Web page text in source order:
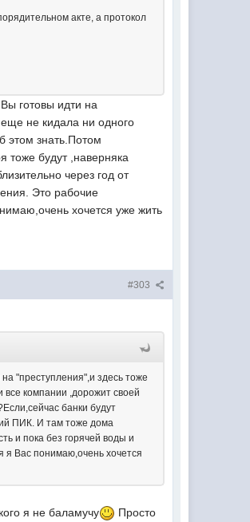
акте, а протокол
готовы идти на
не кидала ни одного
этом знать.Потом
тоже будут ,наверняка
через год от
Это рабочие
хочется уже жить
#303
"преступления",и здесь тоже
все компании ,дорожит своей
банки будут
ПИК. И там тоже дома
и пока без горячей воды и
я Вас понимаю,очень хочется
я не баламучу
Просто